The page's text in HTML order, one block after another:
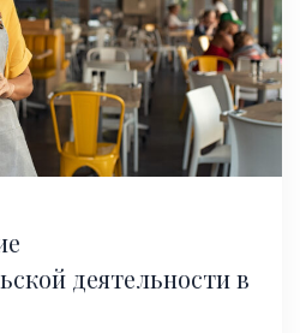
деятельности в